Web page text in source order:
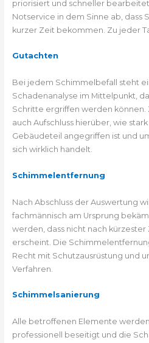
priorisiert und schneller
Notservice in dem Sinne ab, dass
kurzer Zeit bekommen. Zu jeder
Gutachten
Bei jedem Schimmelbefall steht
Schadenanalyse im Mittelpunkt,
Schritte ergriffen werden
auch Aufschluss hierüber, wie
Gebäudeteil angegriffen ist und
sich wirklich handelt.
Schimmelentfernung
Nach Abschluss der Auswertung
fachmännisch am Ursprung
werden, dass nicht nach
erscheint. Die
Recht mit Schutzausrüstung und
Verfahren.
Schimmelsanierung
Alle betroffenen Elemente
professionell beseitigt und die